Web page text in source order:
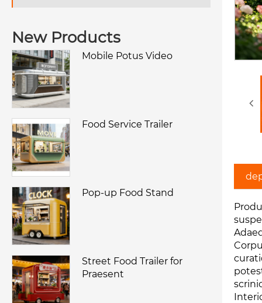
New Products
Mobile Potus Video
Food Service Trailer
Pop-up Food Stand
Street Food Trailer for
Praesent